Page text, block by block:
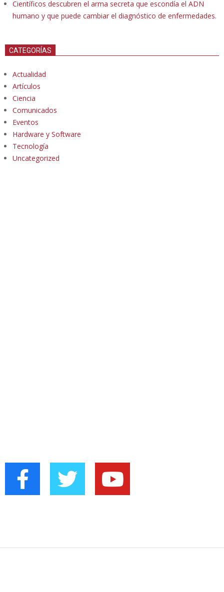
Científicos descubren el arma secreta que escondía el ADN
humano y que puede cambiar el diagnóstico de enfermedades.
CATEGORÍAS
Actualidad
Artículos
Ciencia
Comunicados
Eventos
Hardware y Software
Tecnología
Uncategorized